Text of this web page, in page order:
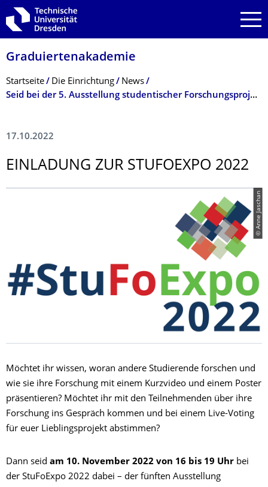
Zur Hauptnavigation springen
Zur Suche springen
Zum Inhalt springen
Graduiertenakade­mie
Breadcrumb-Menü
Startseite Die Einrichtung
News
Seid bei der 5. Ausstellung studentischer Forschungsprojekte dabei und stimmt für euer Lieblingsprojekt ab!
17.10.2022
EINLADUNG ZUR STUFOEXPO 2022
© Anne Jaschan
Möchtet ihr wissen, woran andere Studierende forschen und
wie sie ihre Forschung mit einem Kurzvideo und einem Poster
präsentieren? Möchtet ihr mit den Teilnehmenden über ihre
Forschung ins Gespräch kommen und bei einem Live-Voting
für euer Lieblingsprojekt abstimmen?
Dann seid am 10. November 2022 von 16 bis 19 Uhr bei
der StuFoExpo 2022 dabei – der fünften Ausstellung